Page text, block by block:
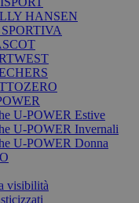
HANSEN
U-POWER Estive
U-POWER Invernali
U-POWER Donna
visibilità